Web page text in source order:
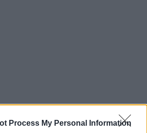
Process My Personal Information